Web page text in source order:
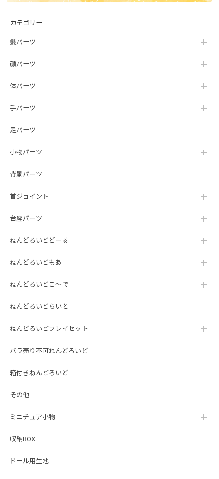
カテゴリー
髪パーツ
顔パーツ
体パーツ
手パーツ
足パーツ
小物パーツ
背景パーツ
首ジョイント
台座パーツ
ねんどろいどどーる
ねんどろいどもあ
ねんどろいどこ～で
ねんどろいどらいと
ねんどろいどプレイセット
バラ売り不可ねんどろいど
箱付きねんどろいど
その他
ミニチュア小物
収納BOX
ドール用生地